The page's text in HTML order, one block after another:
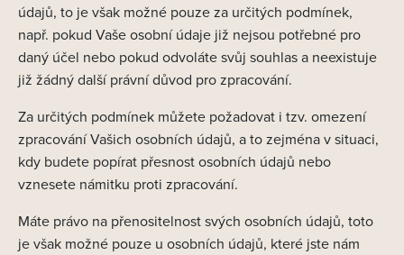
údajů, to je však možné pouze za určitých podmínek,
např. pokud Vaše osobní údaje již nejsou potřebné pro
daný účel nebo pokud odvoláte svůj souhlas a neexistuje
již žádný další právní důvod pro zpracování.
Za určitých podmínek můžete požadovat i tzv. omezení
zpracování Vašich osobních údajů, a to zejména v situaci,
kdy budete popírat přesnost osobních údajů nebo
vznesete námitku proti zpracování.
Máte právo na přenositelnost svých osobních údajů, toto
je však možné pouze u osobních údajů, které jste nám